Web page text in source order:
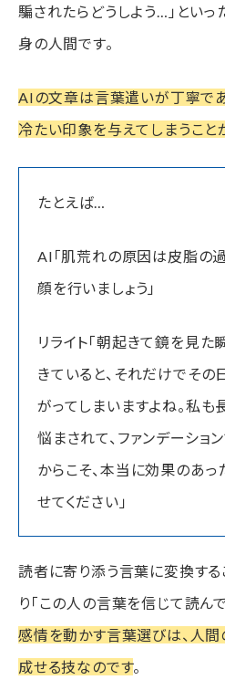
騙されたらどうしよう…」とい
身の人間です。
AIの文章は言葉遣いが丁寧で
冷たい印象を与えてしまうこと
たとえば…
AI「肌荒れの原因は皮脂の
顔を行いましょう」
リライト「朝起きて鏡を見た
きていると、それだけでその
がってしまいますよね。私
悩まされて、ファンデーショ
からこそ、本当に効果のあ
せてください」
読者に寄り添う言葉に変換する
り「この人の言葉を信じて読ん
感情を動かす言葉選びは、人間
成せる技なのです。